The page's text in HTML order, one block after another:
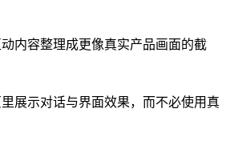
内容整理成更像真实产品画面的截
展示对话与界面效果，而不必使用真